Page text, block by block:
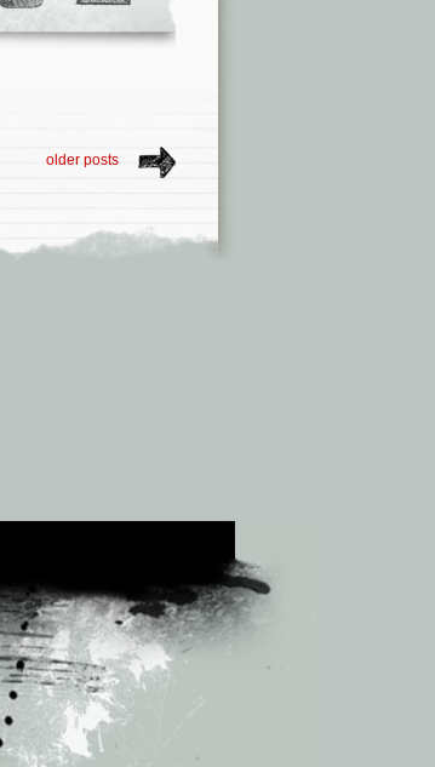
older posts